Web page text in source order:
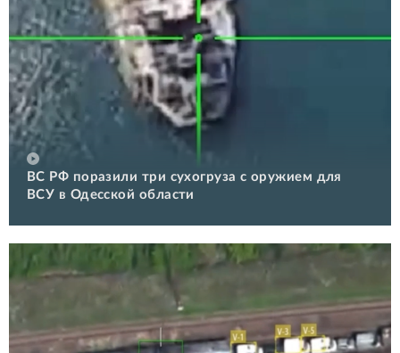
ВС РФ поразили три сухогруза с оружием для
ВСУ в Одесской области